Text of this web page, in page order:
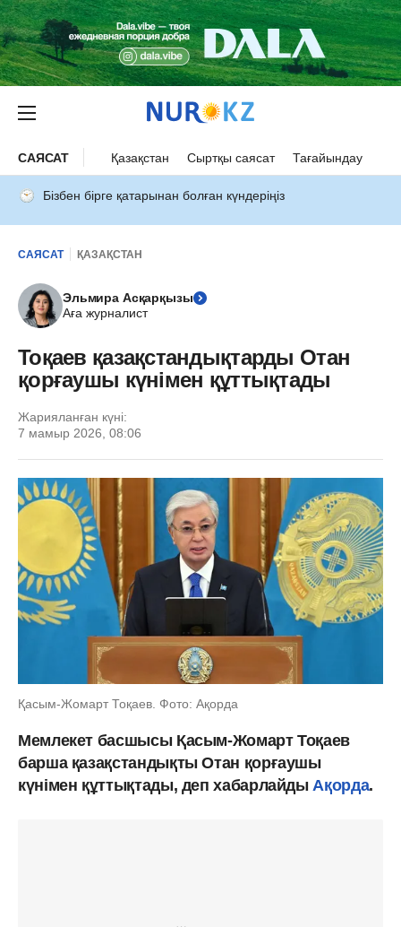
САЯСАТ Қазақстан Сыртқы саясат Тағайындау
Бізбен бірге қатарынан болған күндеріңіз
САЯСАТ ҚАЗАҚСТАН
Эльмира Асқарқызы
Аға журналист
Тоқаев қазақстандықтарды Отан
қорғаушы күнімен құттықтады
Жарияланған күні:
7 мамыр 2026, 08:06
Қасым-Жомарт Тоқаев. Фото: Ақорда
Мемлекет басшысы Қасым-Жомарт Тоқаев
барша қазақстандықты Отан қорғаушы
күнімен құттықтады, деп хабарлайды Ақорда.